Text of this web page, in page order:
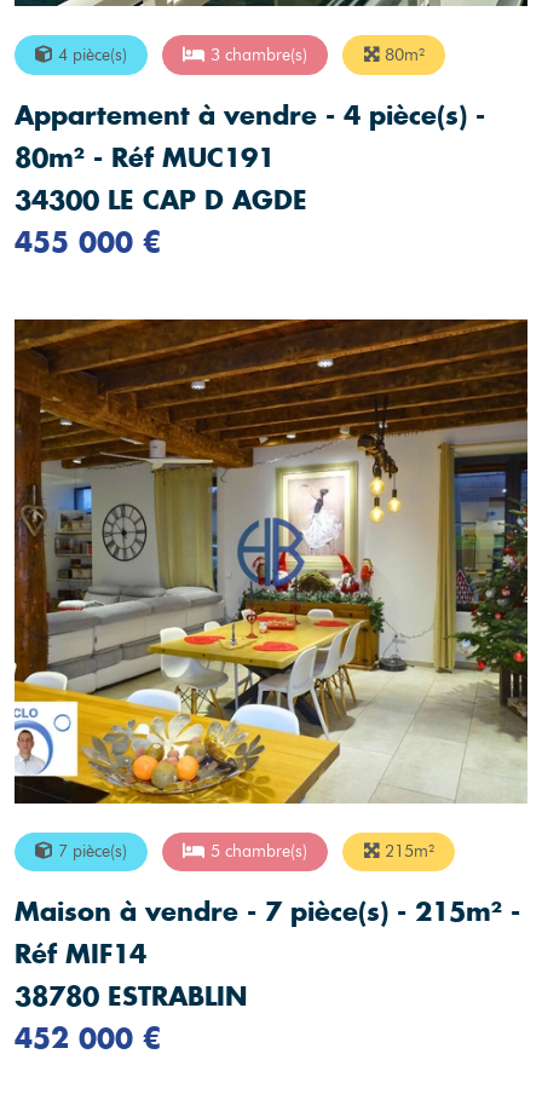
4 pièce(s) 3 chambre(s) 80m²
Appartement à vendre - 4 pièce(s) -
80m² - Réf MUC191
34300 LE CAP D AGDE
455 000 €
7 pièce(s) 5 chambre(s) 215m²
Maison à vendre - 7 pièce(s) - 215m² -
Réf MIF14
38780 ESTRABLIN
452 000 €